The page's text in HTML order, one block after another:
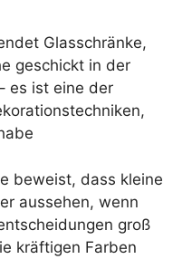
Glasschränke,
geschickt in der
es ist eine der
beweist, dass kleine
aussehen, wenn
groß
kräftigen Farben